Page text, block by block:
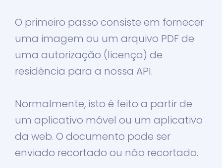
O primeiro passo consiste em fornecer
uma imagem ou um arquivo PDF de
uma autorização (licença) de
residência para a nossa API.
Normalmente, isto é feito a partir de
um aplicativo móvel ou um aplicativo
da web. O documento pode ser
enviado recortado ou não recortado.